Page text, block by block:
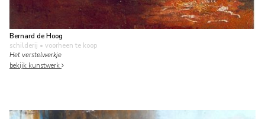
Bernard de Hoog
schilderij • voorheen te koop
Het verstelwerkje
bekijk kunstwerk